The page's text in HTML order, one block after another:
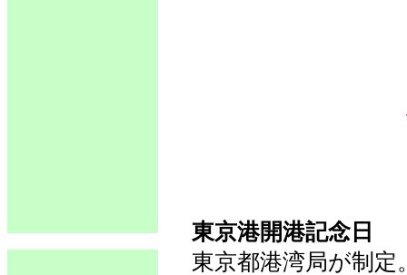
東京港開港記念日
東京都港湾局が制定